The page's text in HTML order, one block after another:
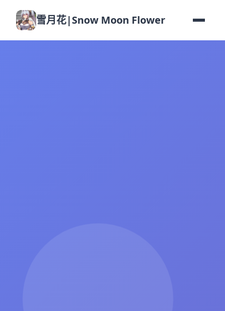
雪月花|Snow Moon Flower